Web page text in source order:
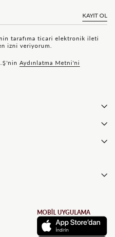
KAYIT OL
tarafıma ticari elektronik ileti
izni veriyorum.
Aydınlatma Metni'ni
MOBİL UYGULAMA